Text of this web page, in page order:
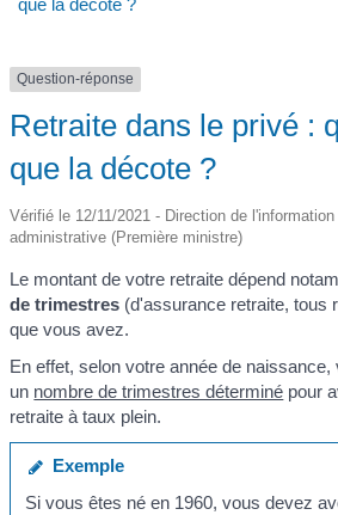
que la décote ?
Question-réponse
Retraite dans le privé :
que la décote ?
Vérifié le 12/11/2021 - Direction de
administrative (Première ministre)
Le montant de votre retraite dépend
de trimestres (d'assurance retraite, tous
que vous avez.
En effet, selon votre année de
un nombre de trimestres déterminé pour
retraite à taux plein.
Exemple
Si vous êtes né en 1960, vous devez